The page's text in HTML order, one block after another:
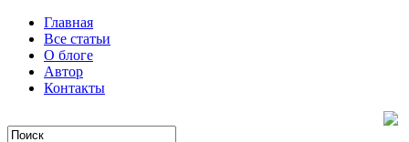
Главная
Все статьи
О блоге
Автор
Контакты